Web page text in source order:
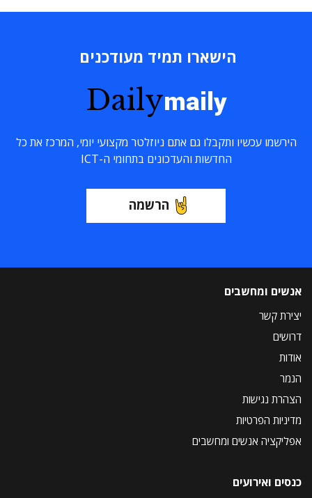
הישארו תמיד מעודכנים
Dailymaily
הירשמו עכשיו ותקבלו גם אתם ניוזלטר מקצועי יומי, המרכז את כל
החדשות והעדכונים בתחומי ה-ICT
הרשמה
אנשים ומחשבים
יצירת קשר
דרושים
אודות
הנמר
הצהרת נגישות
מדיניות הפרטיות
אפליקציה אנשים ומחשבים
כנסים ואירועים